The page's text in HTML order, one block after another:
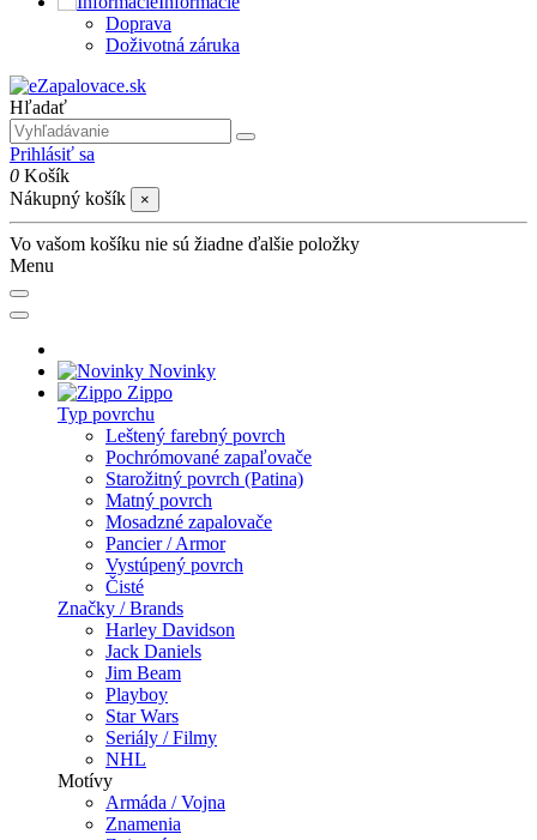
Doprava
Doživotná záruka
Hľadať
Prihlásiť sa
0 Košík
Nákupný košík
×
Vo vašom košíku nie sú žiadne ďalšie položky
Menu
Novinky
Zippo
Typ povrchu
Leštený farebný povrch
Pochrómované zapaľovače
Starožitný povrch (Patina)
Matný povrch
Mosadzné zapalovače
Pancier / Armor
Vystúpený povrch
Čisté
Značky / Brands
Harley Davidson
Jack Daniels
Jim Beam
Playboy
Star Wars
Seriály / Filmy
NHL
Motívy
Armáda / Vojna
Znamenia